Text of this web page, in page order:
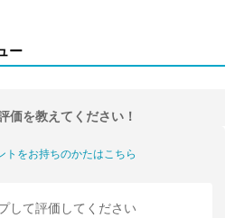
ー
価を教えてください！
トをお持ちのかたはこちら
して評価してください